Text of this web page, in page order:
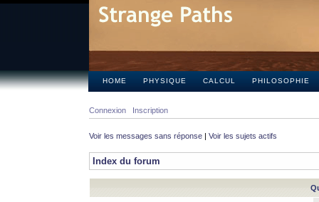
HOME PHYSIQUE CALCUL PHILOSOPHIE
Connexion Inscription
Voir les messages sans réponse | Voir les sujets actifs
Index du forum